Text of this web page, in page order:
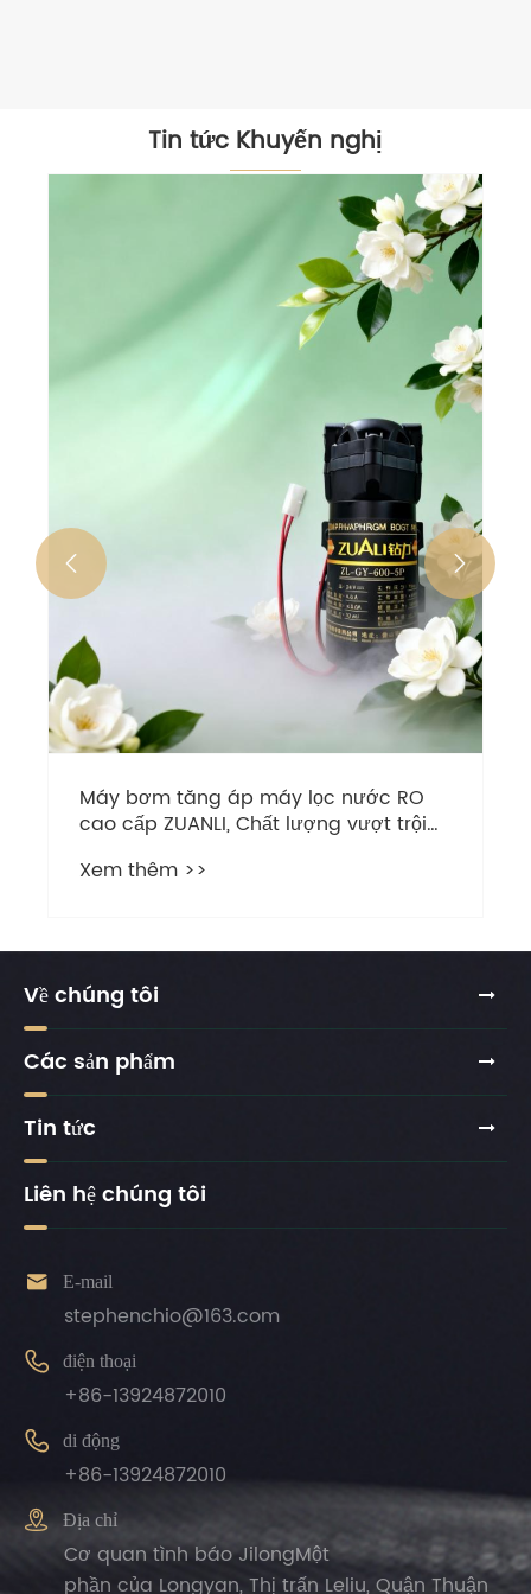
Tin tức Khuyến nghị
Các thành phần cao su được chế tạo
chuyên nghiệp cho mọi ngành - độ
chính xác, độ bền, đổi mới!
Xem thêm >>
 
Về chúng tôi
Các sản phẩm
Tin tức
Liên hệ chúng tôi
 E-mail
stephenchio@163.com
 điện thoại
+86-13924872010
 di động
+86-13924872010
 Địa chỉ
Cơ quan tình báo JilongMột
phần của Longyan, Thị trấn Leliu, Quận Thuận